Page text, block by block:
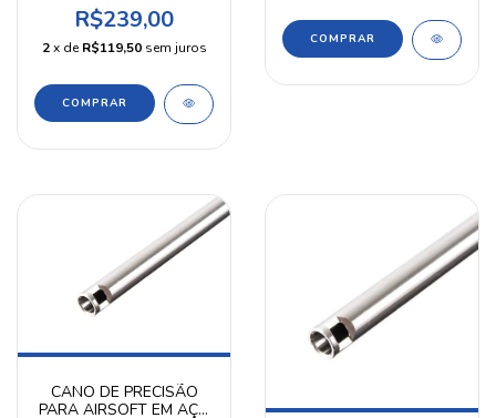
PRECISION SHOT
R$239,00
2 x deR$119,50 sem juros
CANO DE PRECISÃO
PARA AIRSOFT EM AÇO